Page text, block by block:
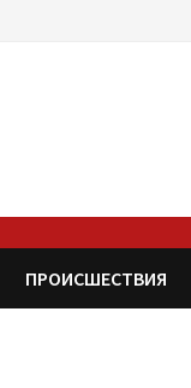
ПРОИСШЕСТВИЯ